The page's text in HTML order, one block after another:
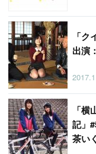
「ク
「横
記」
茶い